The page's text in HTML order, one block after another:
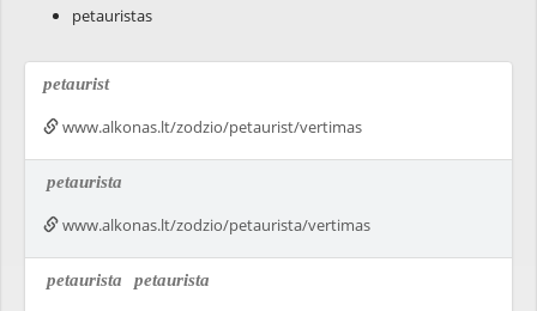
petauristas
petaurist
www.alkonas.lt/zodzio/petaurist/vertimas
petaurista
www.alkonas.lt/zodzio/petaurista/vertimas
petaurista petaurista